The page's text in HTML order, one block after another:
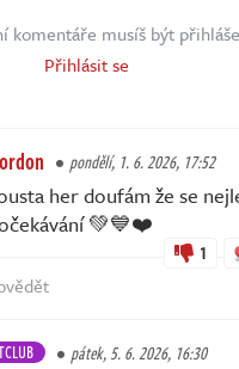
komentáře musíš být
Přihlásit se
pondělí, 1. 6. 2026, 17:52
her doufám že se
💚💙❤️
1
pátek, 5. 6. 2026, 16:30